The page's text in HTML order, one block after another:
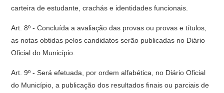
carteira de estudante, crachás e identidades funcionais.
Art. 8º - Concluída a avaliação das provas ou provas e títulos,
as notas obtidas pelos candidatos serão publicadas no Diário
Oficial do Município.
Art. 9º - Será efetuada, por ordem alfabética, no Diário Oficial
do Município, a publicação dos resultados finais ou parciais de